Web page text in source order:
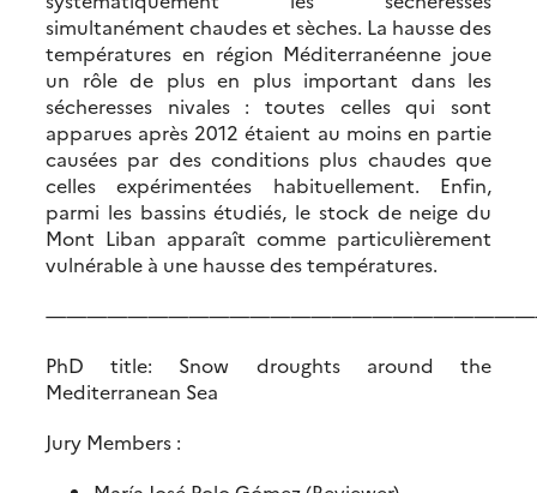
simultanément chaudes et sèches. La hausse des
températures en région Méditerranéenne joue
un rôle de plus en plus important dans les
sécheresses nivales : toutes celles qui sont
apparues après 2012 étaient au moins en partie
causées par des conditions plus chaudes que
celles expérimentées habituellement. Enfin,
parmi les bassins étudiés, le stock de neige du
Mont Liban apparaît comme particulièrement
vulnérable à une hausse des températures.
PhD title: Snow droughts around the
Mediterranean Sea
Jury Members :